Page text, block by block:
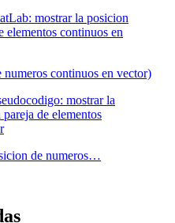
continuos en vector)
de numeros…